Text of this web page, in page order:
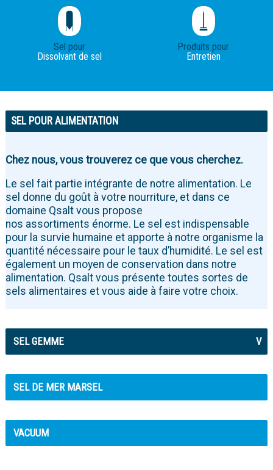
Sel pour
Dissolvant de sel
Produits pour
Entretien
SEL POUR ALIMENTATION
Chez nous, vous trouverez ce que vous cherchez.
Le sel fait partie intégrante de notre alimentation. Le
sel donne du goût à votre nourriture, et dans ce
domaine Qsalt vous propose
nos assortiments énorme. Le sel est indispensable
pour la survie humaine et apporte à notre organisme la
quantité nécessaire pour le taux d’humidité. Le sel est
également un moyen de conservation dans notre
alimentation. Qsalt vous présente toutes sortes de
sels alimentaires et vous aide à faire votre choix.
SEL GEMME V
SEL DE MER MARSEL
VACUUM